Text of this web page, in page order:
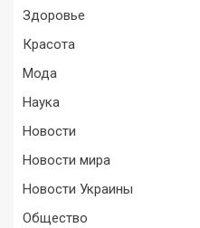
Здоровье
Красота
Мода
Наука
Новости
Новости мира
Новости Украины
Общество